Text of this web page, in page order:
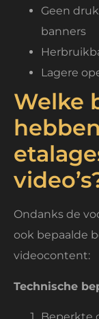
Geen
banners
Lagere
Welke
hebben
Ondanks de
ook bepaalde
videocontent:
Technische